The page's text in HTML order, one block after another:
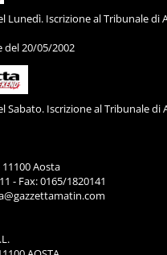
Lunedì. Iscrizione al Tribunale di
del 20/05/2002
Sabato. Iscrizione al Tribunale di
11100 Aosta
- Fax: 0165/1820141